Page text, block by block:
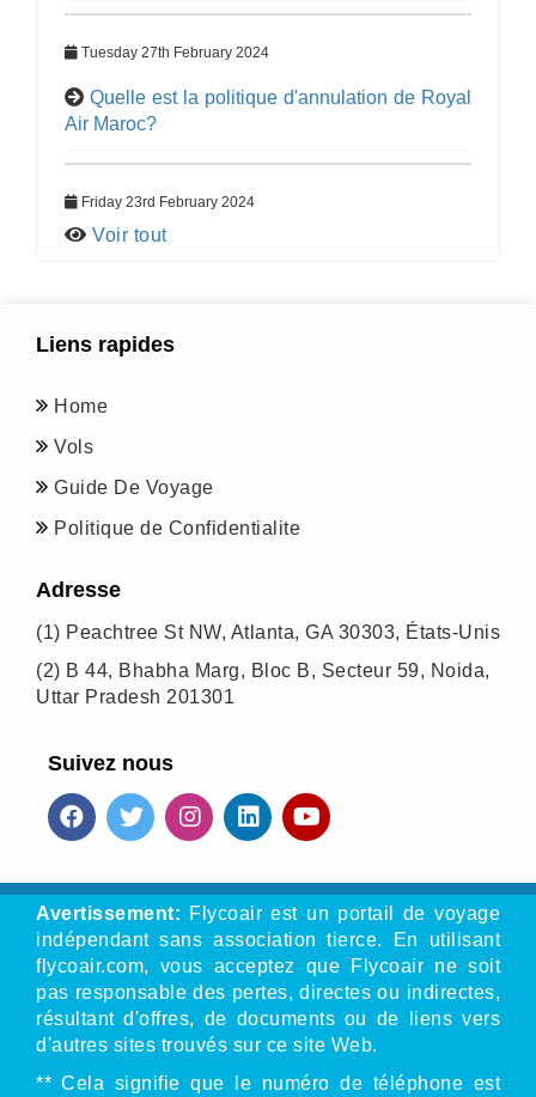
Tuesday 27th February 2024
Quelle est la politique d'annulation de Royal
Air Maroc?
Friday 23rd February 2024
Voir tout
Liens rapides
Home
Vols
Guide De Voyage
Politique de Confidentialite
Adresse
(1) Peachtree St NW, Atlanta, GA 30303, États-Unis
(2) B 44, Bhabha Marg, Bloc B, Secteur 59, Noida,
Uttar Pradesh 201301
Suivez nous
Avertissement: Flycoair est un portail de voyage
indépendant sans association tierce. En utilisant
flycoair.com, vous acceptez que Flycoair ne soit
pas responsable des pertes, directes ou indirectes,
résultant d'offres, de documents ou de liens vers
d'autres sites trouvés sur ce site Web.
** Cela signifie que le numéro de téléphone est